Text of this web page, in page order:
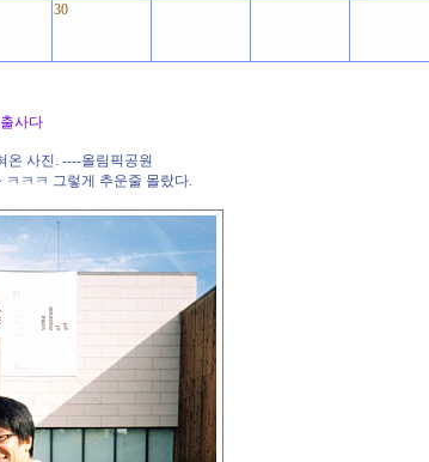
30
사다
온 사진. ----올림픽공원
ㅋㅋ 그렇게 추운줄 몰랐다.